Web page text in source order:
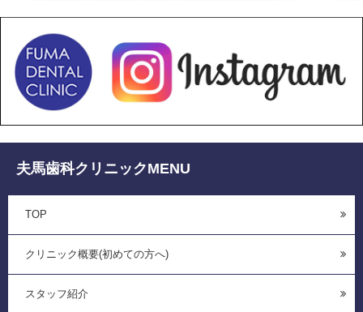
夫馬歯科クリニックMENU
TOP
クリニック概要(初めての方へ)
スタッフ紹介